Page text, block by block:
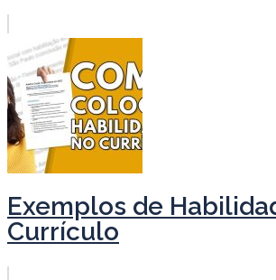
Exemplos de
Currículo